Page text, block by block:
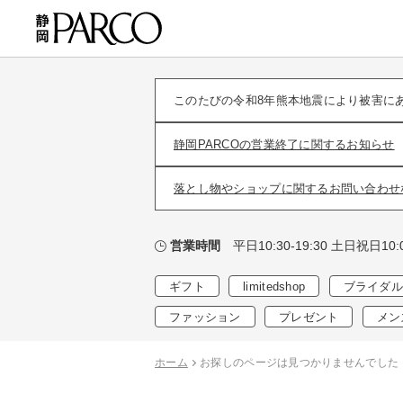
このたびの令和8年熊本地震により被害
静岡PARCOの営業終了に関するお知らせ
落とし物やショップに関するお問い合わ
営業時間 平日10:30-19:30 土日祝日
ギフト limitedshop ブライダル
ファッション プレゼント メ
ホーム お探しのページは見つかりませんでした